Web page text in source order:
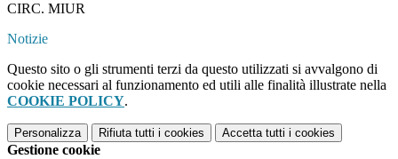
CIRC. MIUR
Notizie
Questo sito o gli strumenti terzi da questo utilizzati si avvalgono di
cookie necessari al funzionamento ed utili alle finalità illustrate nella
COOKIE POLICY.
Personalizza Rifiuta tutti i cookies Accetta tutti i cookies
Gestione cookie